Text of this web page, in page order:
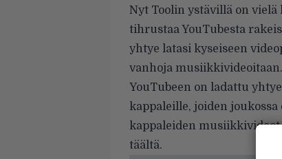
Nyt Toolin ystävillä on
tihrustaa YouTubesta
yhtye latasi kyseiseen
vanhoja musiikkivideoitaan.
YouTubeen on ladattu
kappaleille, joiden
kappaleiden
täältä.